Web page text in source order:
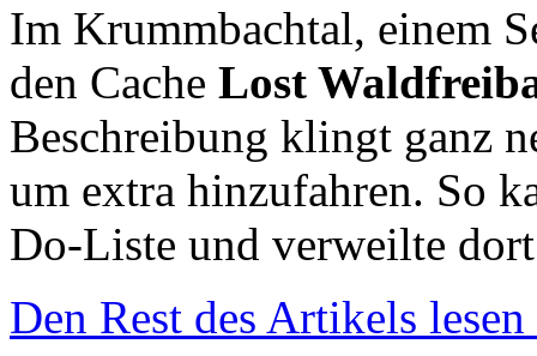
Im Krummbachtal, einem
den Cache Lost
Beschreibung klingt ganz
um extra hinzufahren. So
Do-Liste und verweilte
Den Rest des Artikels lesen